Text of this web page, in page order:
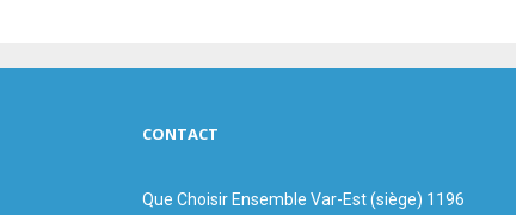
CONTACT
Que Choisir Ensemble Var-Est (siège) 1196